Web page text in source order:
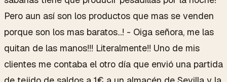
Pero aun así son los productos que mas se venden
porque son los mas baratos...! - Oiga señora, me las
quitan de las manos!!! Literalmente!! Uno de mis
clientes me contaba el otro día que envió una partida